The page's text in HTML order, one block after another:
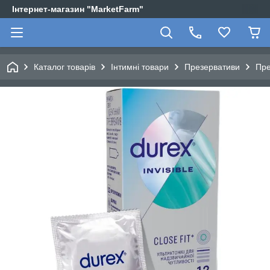
Інтернет-магазин "MarketFarm"
Каталог товарів Інтимні товари Презервативи